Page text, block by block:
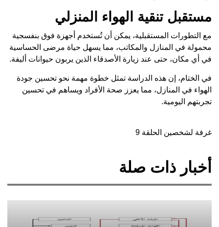
مستقبل تنقية الهواء المنزلي
مع التطورات المستقبلية، يمكن أن تُستخدم أجهزة فوق بنفسجية
محمولة في المنازل والمكاتب، مما يسهل حياة مرضى الحساسية
في أي مكان، حتى عند زيارة الأصدقاء الذين يربون حيوانات أليفة.
في الختام، إن هذه الدراسة تمثل خطوة مهمة نحو تحسين جودة
الهواء في المنازل، مما يعزز صحة الأفراد ويساهم في تحسين
تجربتهم اليومية.
غرفة لشخصين الحلقة 9
أخبار ذات صلة